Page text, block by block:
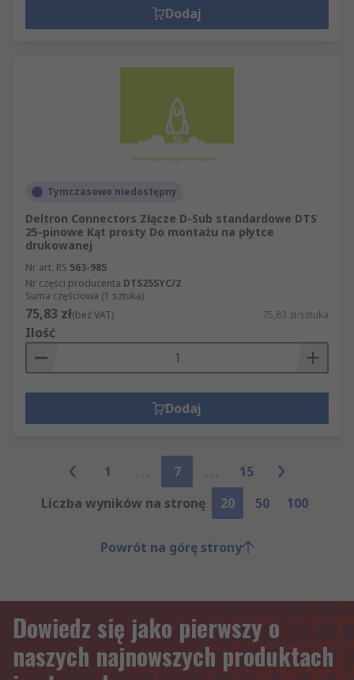
Dodaj
Tymczasowo niedostępny
Deltron Connectors Złącze D-Sub standardowe DTS
25-pinowe Kąt prosty Do montażu na płytce
drukowanej
Nr art. RS 563-985
Nr części producenta DTS25SYC/2
Suma częściowa (1 sztuka)
75,83 zł(bez VAT) 75,83 zł/sztuka
Ilość
Dodaj
1 7
15
Liczba wyników na stronę
20 50 100
Powrót na górę strony
Dowiedz się jako pierwszy o
naszych najnowszych produktach